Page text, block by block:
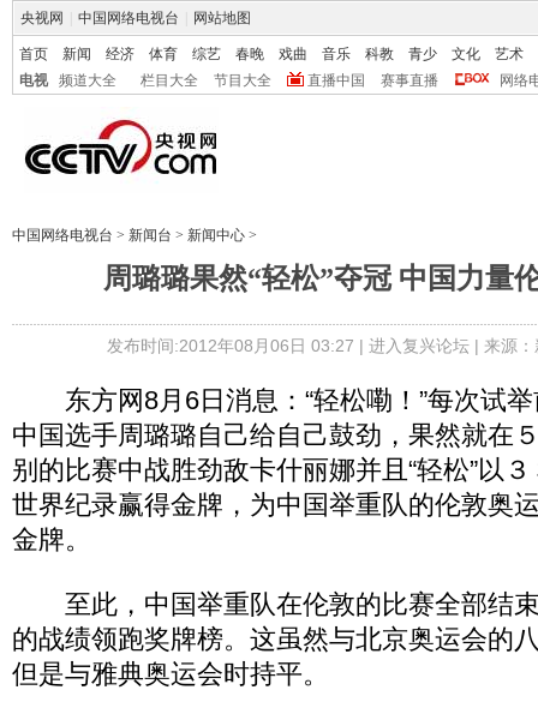
央视网 中国网络电视台 网站地图
首页 新闻 经济 体育 综艺 春晚 戏曲 音乐 科教 青少 文化
艺术
电视
频道大全 栏目大全 节目大全 直播中国 赛事直播 网络
中国网络电视台 > 新闻台 > 新闻中心 >
周璐璐果然“轻松”夺冠 中国力量
发布时间:2012年08月06日 03:27 | 进入复兴论坛| 来源
东方网8月6日消息：“轻松嘞！”每次试举
中国选手周璐璐自己给自己鼓劲，果然就在
别的比赛中战胜劲敌卡什丽娜并且“轻松”以
世界纪录赢得金牌，为中国举重队的伦敦奥
金牌。
至此，中国举重队在伦敦的比赛全部结
的战绩领跑奖牌榜。这虽然与北京奥运会的
但是与雅典奥运会时持平。